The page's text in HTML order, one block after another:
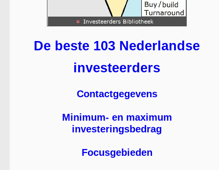
De beste 103 Nederlandse
investeerders
Contactgegevens
Minimum- en maximum
investeringsbedrag
Focusgebieden